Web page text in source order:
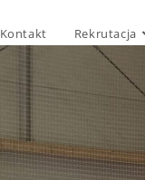
Kontakt Rekrutacja